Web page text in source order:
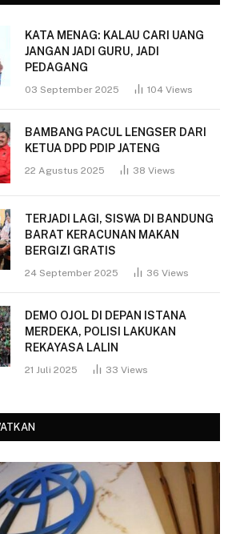
KATA MENAG: KALAU CARI UANG
JANGAN JADI GURU, JADI
PEDAGANG
03 September 2025 104Views
BAMBANG PACUL LENGSER DARI
KETUA DPD PDIP JATENG
22 Agustus 2025 38Views
TERJADI LAGI, SISWA DI BANDUNG
BARAT KERACUNAN MAKAN
BERGIZI GRATIS
24 September 2025 36Views
DEMO OJOL DI DEPAN ISTANA
MERDEKA, POLISI LAKUKAN
REKAYASA LALIN
21 Juli 2025 33Views